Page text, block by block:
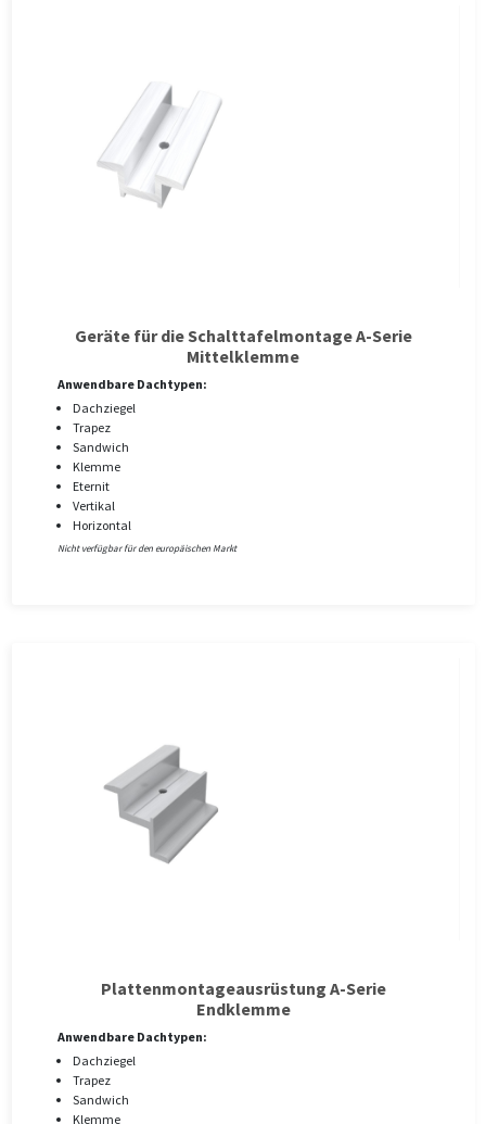
Geräte für die Schalttafelmontage A-Serie
Mittelklemme
Anwendbare Dachtypen:
Dachziegel
Trapez
Sandwich
Klemme
Eternit
Vertikal
Horizontal
Nicht verfügbar für den europäischen Markt
Plattenmontageausrüstung A-Serie
Endklemme
Anwendbare Dachtypen:
Dachziegel
Trapez
Sandwich
Klemme